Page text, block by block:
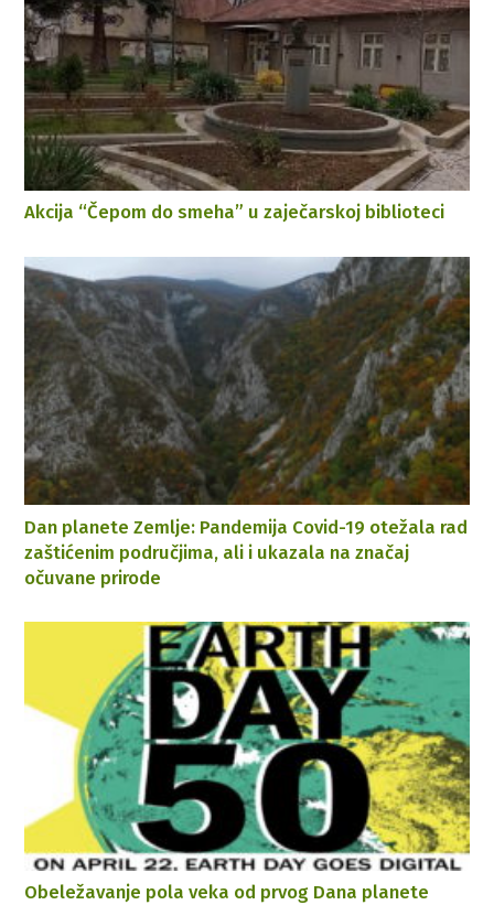
Akcija “Čepom do smeha” u zaječarskoj biblioteci
Dan planete Zemlje: Pandemija Covid-19 otežala rad
zaštićenim područjima, ali i ukazala na značaj
očuvane prirode
Obeležavanje pola veka od prvog Dana planete